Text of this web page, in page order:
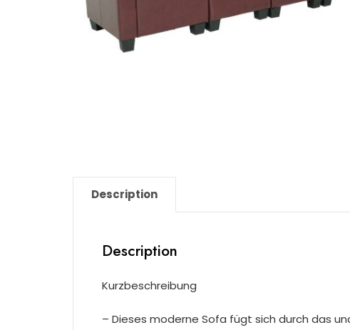
Description
Description
Kurzbeschreibung
– Dieses moderne Sofa fügt sich durch das